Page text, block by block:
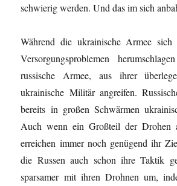
schwierig werden. Und das im sich
Während die ukrainische Armee
Versorgungsproblemen
russische Armee, aus ihrer
ukrainische Militär angreifen.
bereits in großen Schwärmen
Auch wenn ein Großteil der Drohen
erreichen immer noch genügend ihr
die Russen auch schon ihre Taktik
sparsamer mit ihren Drohnen um,